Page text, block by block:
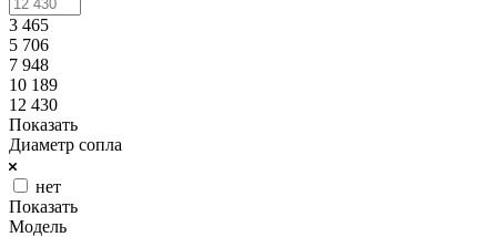
3 465
5 706
7 948
10 189
12 430
Показать
Диаметр сопла
нет
Показать
Модель